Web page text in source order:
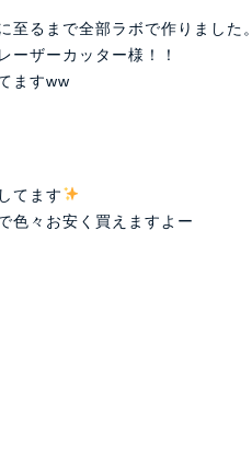
至るまで全部ラボで作りました。
ーザーカッター様！！
ますww
てます
色々お安く買えますよー